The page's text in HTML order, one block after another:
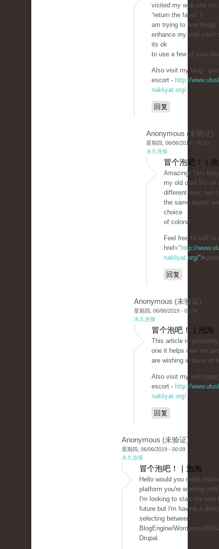
visited my web site so
“return the favor”.I
am trying to find things
enhance my web site!I
its ok
to use a few of your
Also visit my blog -
escort - http://
nakliyat.org/
回复
Anonymous (未验证)
星期四, 06/06/2019 - 00:43
永久连接
冒个泡吧！ |
Amazing! This
my old one! It's on
different topic but
the same layout
choice
of colors!
Feel free to surf
href=" http://
nakliyat.org/">
回复
Anonymous (未验证)
星期四, 06/06/2019 - 02:54
永久连接
冒个泡吧！ | 泡泡
This article is
one it helps new net
are wishing in favor of
Also visit my web
escort - http://
nakliyat.org/
回复
Anonymous (未验证)
星期四, 06/06/2019 - 00:09
永久连接
冒个泡吧！ | 泡泡
Hello would you mind
platform you're working
I'm looking to start my own
future but I'm having a
selecting between
BlogEngine/Wordpress/
Drupal.